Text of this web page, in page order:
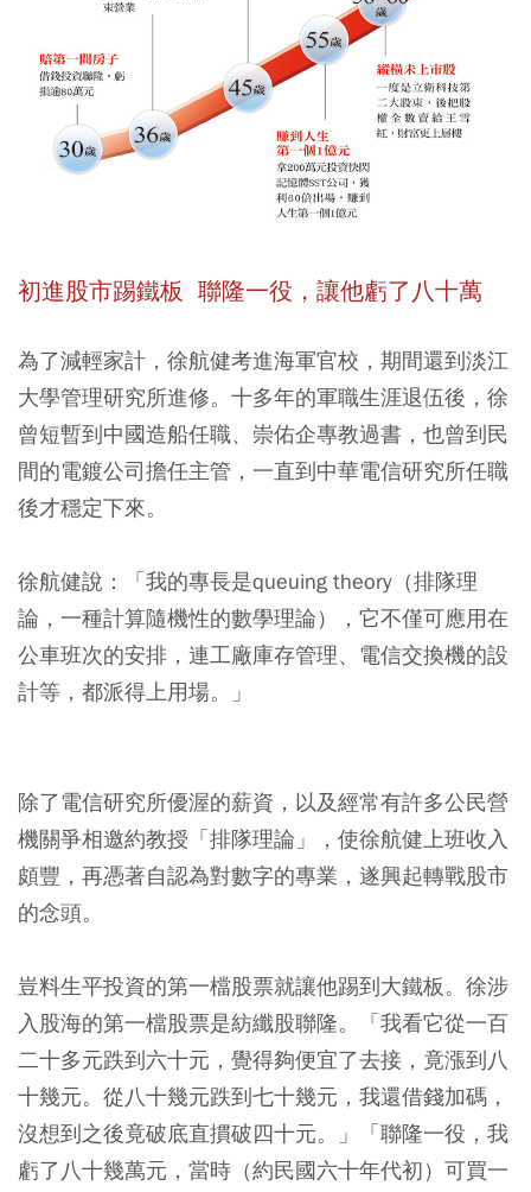
初進股市踢鐵板 聯隆一役，讓他虧了八十萬
為了減輕家計，徐航健考進海軍官校，期間還到淡江
大學管理研究所進修。十多年的軍職生涯退伍後，徐
曾短暫到中國造船任職、崇佑企專教過書，也曾到民
間的電鍍公司擔任主管，一直到中華電信研究所任職
後才穩定下來。
徐航健說：「我的專長是queuing theory（排隊理
論，一種計算隨機性的數學理論），它不僅可應用在
公車班次的安排，連工廠庫存管理、電信交換機的設
計等，都派得上用場。」
除了電信研究所優渥的薪資，以及經常有許多公民營
機關爭相邀約教授「排隊理論」，使徐航健上班收入
頗豐，再憑著自認為對數字的專業，遂興起轉戰股市
的念頭。
豈料生平投資的第一檔股票就讓他踢到大鐵板。徐涉
入股海的第一檔股票是紡纖股聯隆。「我看它從一百
二十多元跌到六十元，覺得夠便宜了去接，竟漲到八
十幾元。從八十幾元跌到七十幾元，我還借錢加碼，
沒想到之後竟破底直摜破四十元。」「聯隆一役，我
虧了八十幾萬元，當時（約民國六十年代初）可買一